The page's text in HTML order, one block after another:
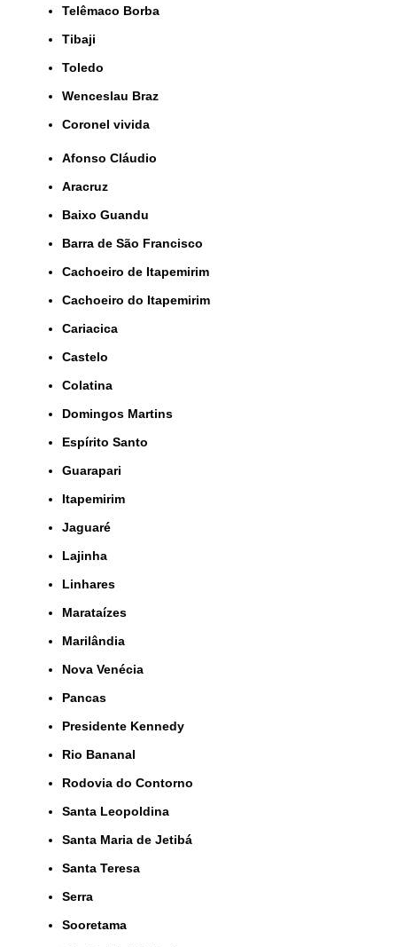
Telêmaco Borba
Tibaji
Toledo
Wenceslau Braz
coronel vivida
Afonso Cláudio
Aracruz
Baixo Guandu
Barra de São Francisco
Cachoeiro de Itapemirim
Cachoeiro do Itapemirim
Cariacica
Castelo
Colatina
Domingos Martins
Espírito Santo
Guarapari
Itapemirim
Jaguaré
Lajinha
Linhares
Marataízes
Marilândia
Nova Venécia
Pancas
Presidente Kennedy
Rio Bananal
Rodovia do Contorno
Santa Leopoldina
Santa Maria de Jetibá
Santa Teresa
Serra
Sooretama